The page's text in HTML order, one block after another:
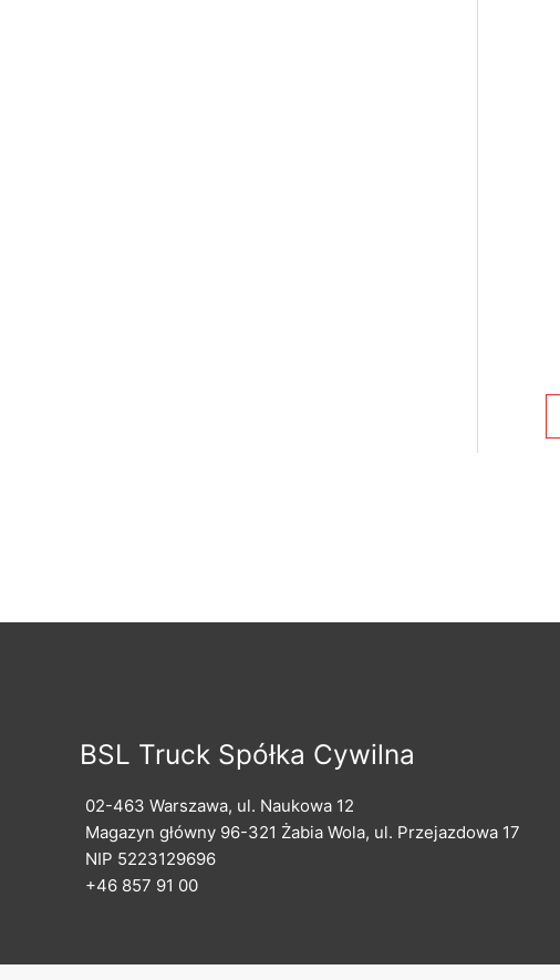
BSL Truck Spółka Cywilna
02-463 Warszawa, ul. Naukowa 12
Magazyn główny 96-321 Żabia Wola, ul. Przejazdowa 17
NIP 5223129696
+46 857 91 00